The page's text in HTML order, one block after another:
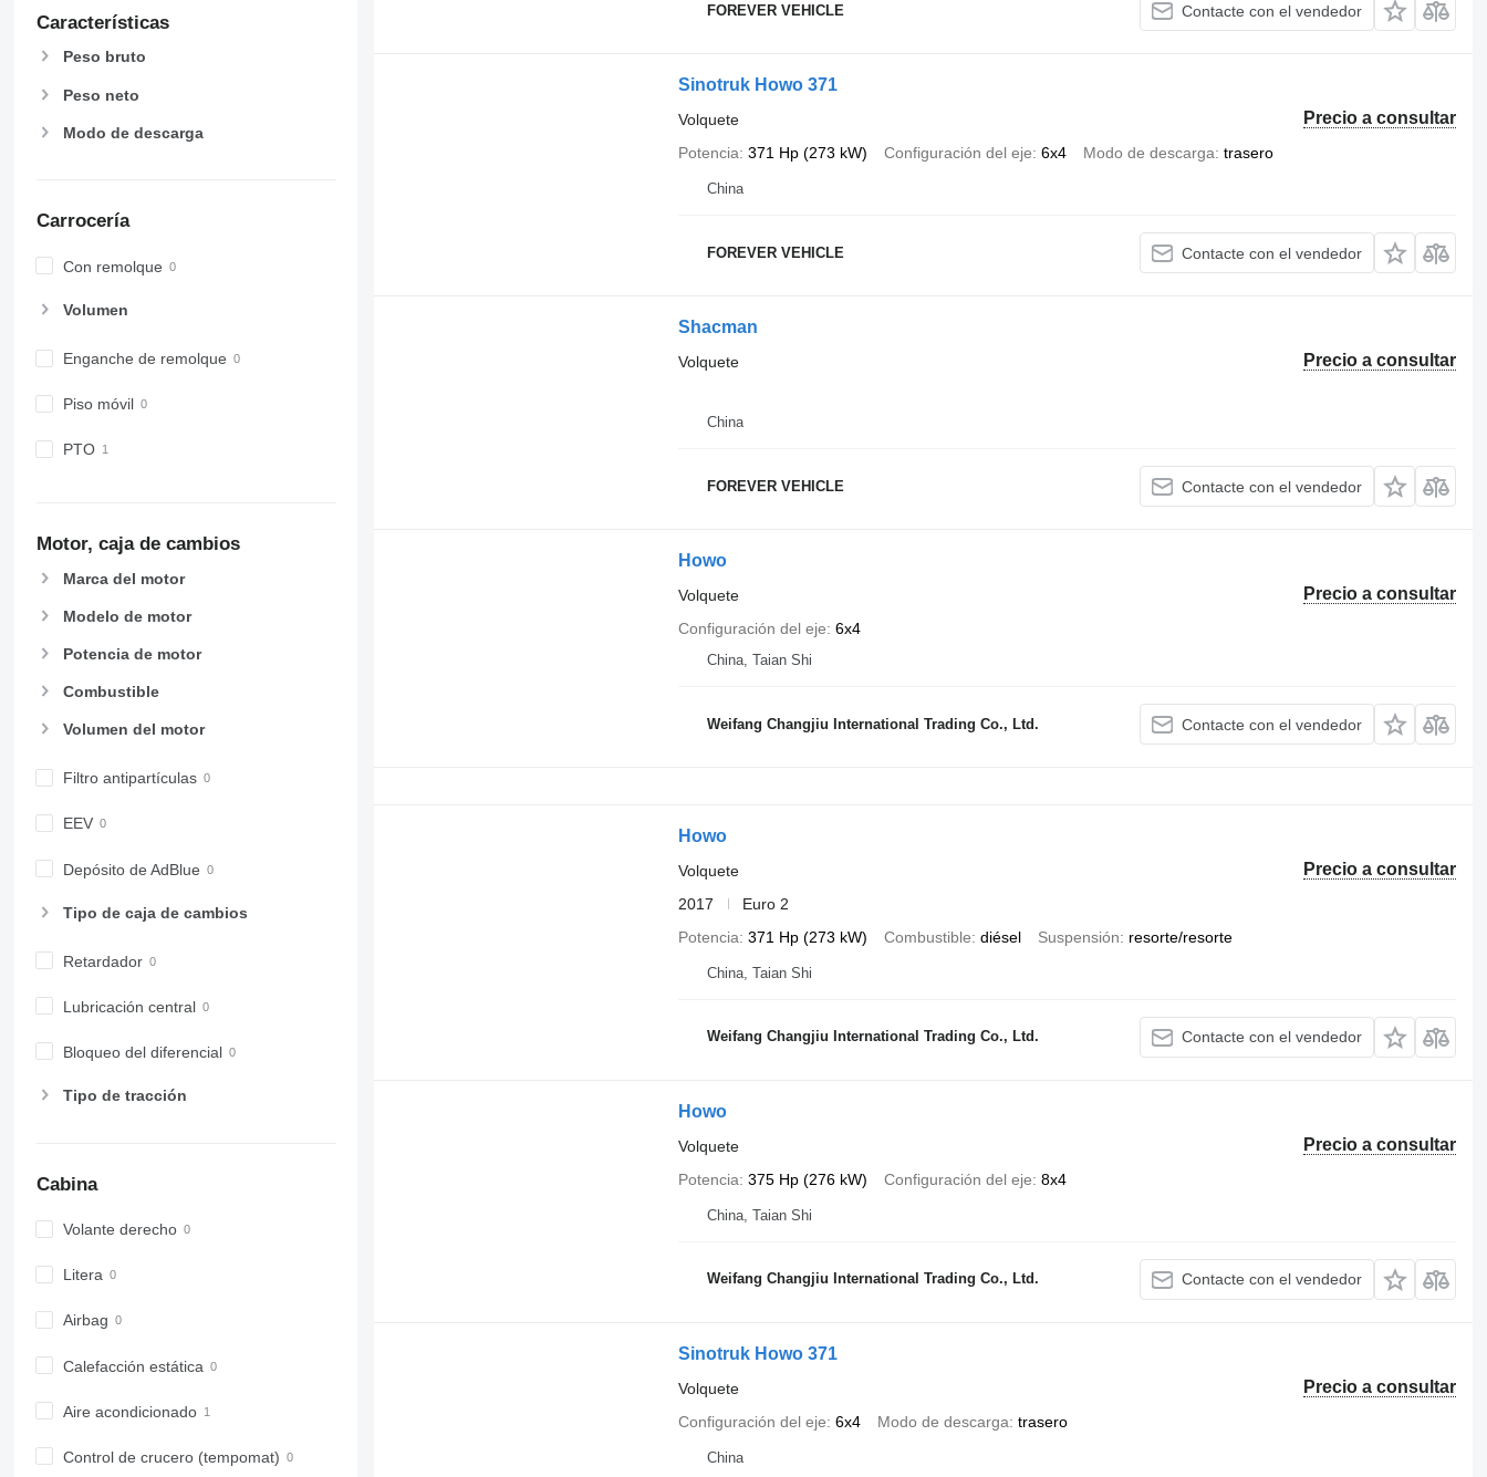
Características
Peso bruto
Peso neto
Modo de descarga
Carrocería
Con remolque
Volumen
Enganche de remolque
Piso móvil
PTO
Motor, caja de cambios
Marca del motor
Modelo de motor
Potencia de motor
Combustible
Volumen del motor
Filtro antipartículas
EEV
Depósito de AdBlue
Tipo de caja de cambios
Retardador
Lubricación central
Bloqueo del diferencial
Tipo de tracción
Cabina
Volante derecho
Litera
Airbag
Calefacción estática
Aire acondicionado
Control de crucero (tempomat)
FOREVER VEHICLE Contacte con el vendedor
Sinotruk Howo 371
Precio a consultar
Volquete
Potencia 371 Hp (273 kW) Configuración del eje 6x4 Modo de descarga trasero
China
FOREVER VEHICLE Contacte con el vendedor
Shacman
Precio a consultar
Volquete
China
FOREVER VEHICLE Contacte con el vendedor
Howo
Precio a consultar
Volquete
Configuración del eje 6x4
China, Taian Shi
Weifang Changjiu International Trading Co., Ltd. Contacte con el vendedor
Howo
Precio a consultar
Volquete
2017
Euro 2
Potencia 371 Hp (273 kW) Combustible diésel Suspensión resorte/resorte
China, Taian Shi
Weifang Changjiu International Trading Co., Ltd. Contacte con el vendedor
Howo
Precio a consultar
Volquete
Potencia 375 Hp (276 kW) Configuración del eje 8x4
China, Taian Shi
Weifang Changjiu International Trading Co., Ltd. Contacte con el vendedor
Sinotruk Howo 371
Precio a consultar
Volquete
Configuración del eje 6x4 Modo de descarga trasero
China